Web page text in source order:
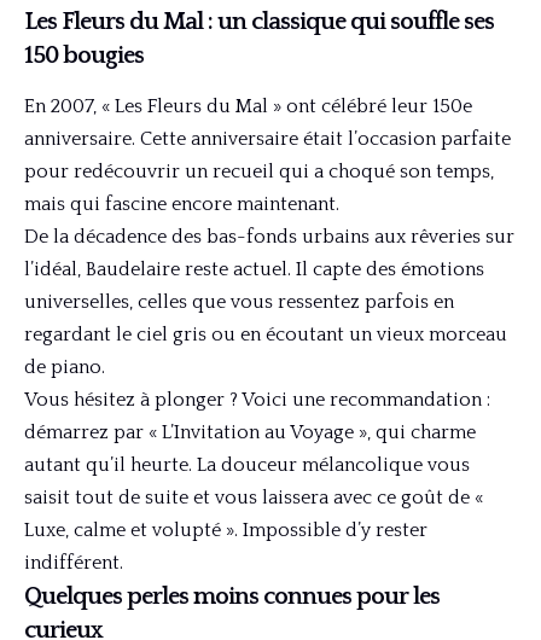
Les Fleurs du Mal : un classique qui souffle ses
150 bougies
En 2007, « Les Fleurs du Mal » ont célébré leur 150e
anniversaire. Cette anniversaire était l’occasion parfaite
pour redécouvrir un recueil qui a choqué son temps,
mais qui fascine encore maintenant.
De la décadence des bas-fonds urbains aux rêveries sur
l’idéal, Baudelaire reste actuel. Il capte des émotions
universelles, celles que vous ressentez parfois en
regardant le ciel gris ou en écoutant un vieux morceau
de piano.
Vous hésitez à plonger ? Voici une recommandation :
démarrez par « L’Invitation au Voyage », qui charme
autant qu’il heurte. La douceur mélancolique vous
saisit tout de suite et vous laissera avec ce goût de «
Luxe, calme et volupté ». Impossible d’y rester
indifférent.
Quelques perles moins connues pour les
curieux